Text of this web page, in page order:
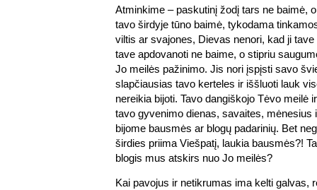
Atminkime – paskutinį žodį tars ne baimė,
tavo širdyje tūno baimė, tykodama
viltis ar svajones, Dievas nenori, kad ji
tave apdovanoti ne baime, o stipriu
Jo meilės pažinimo. Jis nori įspįsti savo
slapčiausias tavo kerteles ir iššluoti lauk
nereikia bijoti. Tavo dangiškojo Tėvo meilė
tavo gyvenimo dienas, savaites, mėnesius
bijome bausmės ar blogų padarinių. Bet
širdies priima Viešpatį, laukia bausmės?!
blogis mus atskirs nuo Jo meilės?
Kai pavojus ir netikrumas ima kelti galvas,